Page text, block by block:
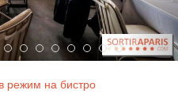
режим на бистро